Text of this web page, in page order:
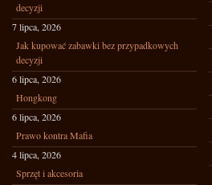
decyzji
7 lipca, 2026
Jak kupować zabawki bez przypadkowych
decyzji
6 lipca, 2026
Hongkong
6 lipca, 2026
Prawo kontra Mafia
4 lipca, 2026
Sprzęt i akcesoria